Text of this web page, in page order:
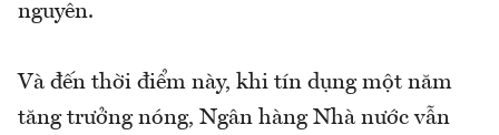
nguyên.
Và đến thời điểm này, khi tín dụng một năm
tăng trưởng nóng, Ngân hàng Nhà nước vẫn